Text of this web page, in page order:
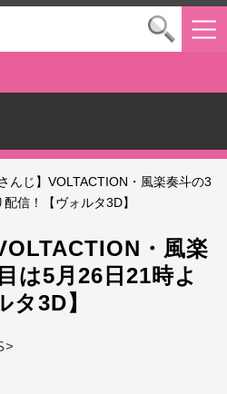
さんじ】VOLTACTION・風楽奏斗の3
信！【ヴォルタ3D】
・風楽
は5月26日21時よ
タ3D】